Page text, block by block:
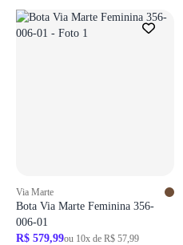
Via Marte
Bota Via Marte Feminina 356-
006-01
R$ 579,99ou 10x de R$ 57,99